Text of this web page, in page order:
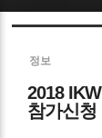
정보
2018
참가신청